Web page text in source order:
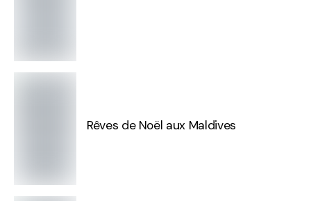
Rêves de Noël aux Maldives